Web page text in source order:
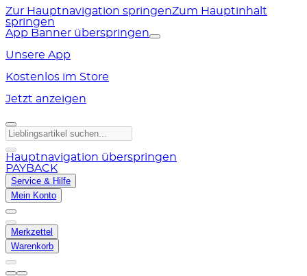
Zur Hauptnavigation springenZum Hauptinhalt
springen
App Banner überspringen
Unsere App
Kostenlos im Store
Jetzt anzeigen
Hauptnavigation überspringen
PAYBACK
Service & Hilfe
Mein Konto
Merkzettel
Warenkorb